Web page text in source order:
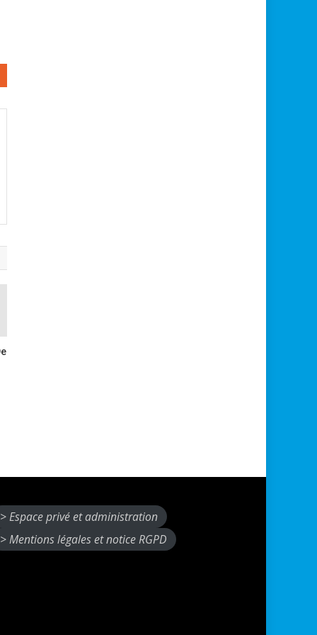
> Espace privé et administration
> Mentions légales et notice RGPD